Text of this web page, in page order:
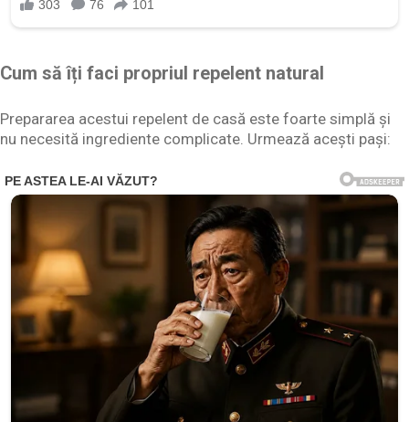
Cum să îți faci propriul repelent natural
Prepararea acestui repelent de casă este foarte simplă și
nu necesită ingrediente complicate. Urmează acești pași: